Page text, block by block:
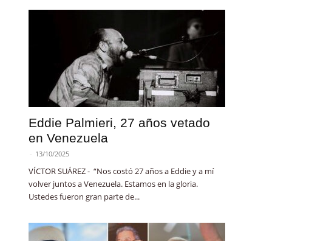
Eddie Palmieri, 27 años vetado
en Venezuela
- 13/10/2025
VÍCTOR SUÁREZ - “Nos costó 27 años a Eddie y a mí
volver juntos a Venezuela. Estamos en la gloria.
Ustedes fueron gran parte de...